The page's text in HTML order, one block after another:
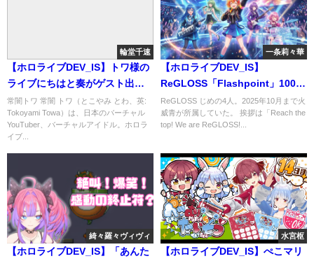
輪堂千速
【ホロライブDEV_IS】トワ様の
ライブにちはと奏がゲスト出
演！ #音乃瀬奏 #輪堂千速
#常闇トワ6周年記念LIVE
常闇トワ 常闇 トワ（とこやみ とわ、英:
Tokoyami Towa）は、日本のバーチャル
YouTuber、バーチャルアイドル。ホロラ
イブ...
一条莉々華
【ホロライブDEV_IS】
ReGLOSS「Flashpoint」100万
再生達成！！ #ReGLOSS
ReGLOSS じめの4人。2025年10月まで火
威青が所属していた。 挨拶は「Reach the
top! We are ReGLOSS!...
綺々羅々ヴィヴィ
【ホロライブDEV_IS】「あんた
水宮枢
【ホロライブDEV_IS】ぺこマリ